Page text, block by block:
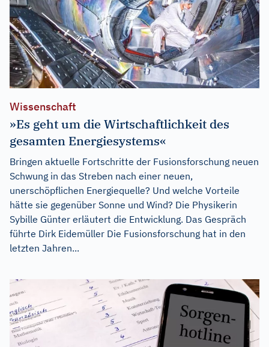
Wissenschaft
»Es geht um die Wirtschaftlichkeit des
gesamten Energiesystems«
Bringen aktuelle Fortschritte der Fusionsforschung neuen
Schwung in das Streben nach einer neuen,
unerschöpflichen Energiequelle? Und welche Vorteile
hätte sie gegenüber Sonne und Wind? Die Physikerin
Sybille Günter erläutert die Entwicklung. Das Gespräch
führte Dirk Eidemüller Die Fusionsforschung hat in den
letzten Jahren...